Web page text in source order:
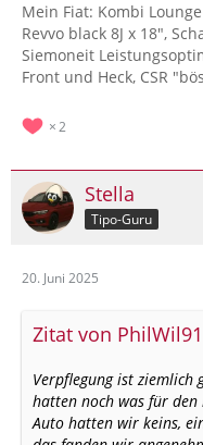
Mein Fiat: Kombi
Revvo black 8J x 18",
Siemoneit
Front und Heck, CSR
2
Stella
Tipo-Guru
20. Juni 2025
Zitat von PhilWil91
Verpflegung ist ziemlich
hatten noch was für den
Auto hatten wir keins,